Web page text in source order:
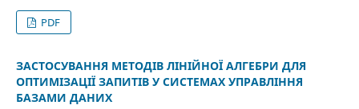
PDF
ЗАСТОСУВАННЯ МЕТОДІВ ЛІНІЙНОЇ АЛГЕБРИ ДЛЯ
ОПТИМІЗАЦІЇ ЗАПИТІВ У СИСТЕМАХ УПРАВЛІННЯ
БАЗАМИ ДАНИХ